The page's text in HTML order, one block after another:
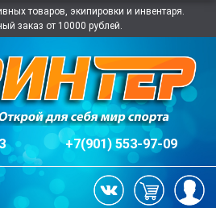
товаров, экипировки и инвентаря.
заказ от 10000 рублей.
+7(901) 553-97-09